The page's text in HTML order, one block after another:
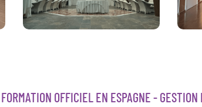
OFFICIEL EN ESPAGNE -